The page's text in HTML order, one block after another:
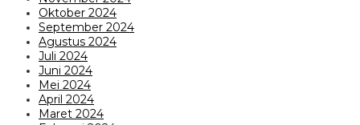
Oktober 2024
September 2024
Agustus 2024
Juli 2024
Juni 2024
Mei 2024
April 2024
Maret 2024